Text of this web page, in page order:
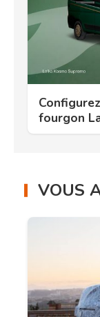
fourgon
VOUS